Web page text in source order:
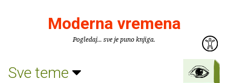
Moderna vremena
Pogledaj... sve je puno knjiga.
Sve teme